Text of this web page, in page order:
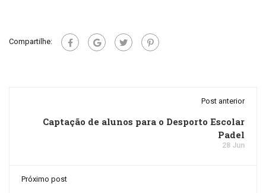
Compartilhe:
Post anterior
Captação de alunos para o Desporto Escolar
Padel
28 Jun
Próximo post